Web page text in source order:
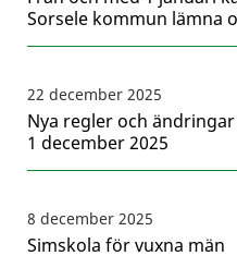
Sorsele kommun lämna
22 december 2025
Nya regler och
1 december 2025
8 december 2025
Simskola för vuxna män